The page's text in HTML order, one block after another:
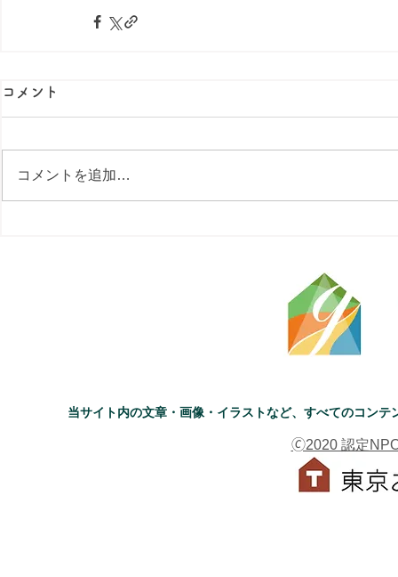
コメント
コメントを追加…
当サイト内の文章・画像・イラストなど、すべてのコン
🄫2020 認定